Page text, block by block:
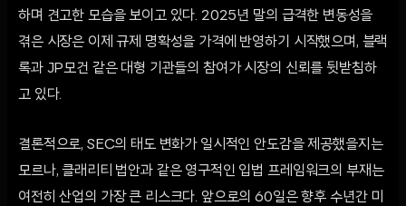
하며 견고한 모습을 보이고 있다. 2025년 말의 급격한 변동성을
겪은 시장은 이제 규제 명확성을 가격에 반영하기 시작했으며, 블랙
록과 JP모건 같은 대형 기관들의 참여가 시장의 신뢰를 뒷받침하
고 있다.
결론적으로, SEC의 태도 변화가 일시적인 안도감을 제공했을지는
모르나, 클래리티 법안과 같은 영구적인 입법 프레임워크의 부재는
여전히 산업의 가장 큰 리스크다. 앞으로의 60일은 향후 수년간 미